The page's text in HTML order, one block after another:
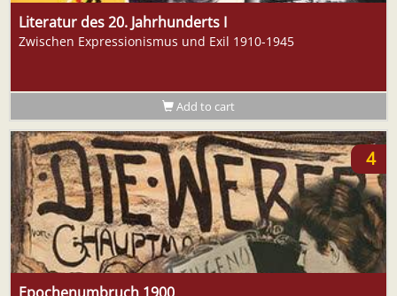
Literatur des 20. Jahrhunderts I
Zwischen Expressionismus und Exil 1910-1945
Add to cart
4